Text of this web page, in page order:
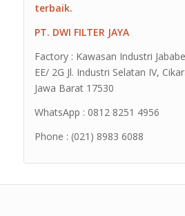
terbaik.
PT. DWI FILTER JAYA
Factory : Kawasan Industri
EE/ 2G Jl. Industri Selatan IV,
Jawa Barat 17530
WhatsApp : 0812 8251 4956
Phone : (021) 8983 6088